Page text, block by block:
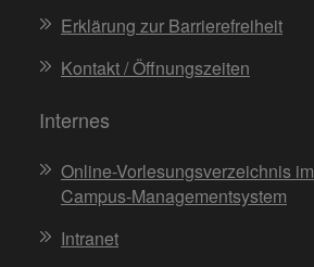
Erklärung zur Barrierefreiheit
Kontakt / Öffnungszeiten
Internes
Online-Vorlesungsverzeichnis im
Campus-Managementsystem
Intranet